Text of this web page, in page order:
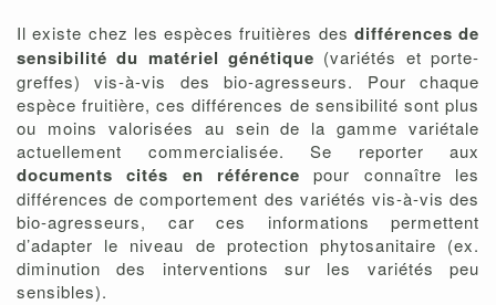
Il existe chez les espèces fruitières des différences de
sensibilité du matériel génétique (variétés et porte-
greffes) vis-à-vis des bio-agresseurs. Pour chaque
espèce fruitière, ces différences de sensibilité sont plus
ou moins valorisées au sein de la gamme variétale
actuellement commercialisée. Se reporter aux
documents cités en référencepour connaître les
différences de comportement des variétés vis-à-vis des
bio-agresseurs, car ces informations permettent
d’adapter le niveau de protection phytosanitaire (ex.
diminution des interventions sur les variétés peu
sensibles).